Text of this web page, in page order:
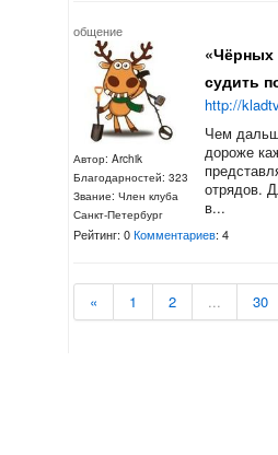
общение
Автор: Archik
Благодарностей: 323
Звание: Член клуба
Санкт-Петербург
«Чёрных
судить
http://
Чем
дороже
отрядов.
в...
Рейтинг: 0Комментариев: 4
« 1 2 ... 30